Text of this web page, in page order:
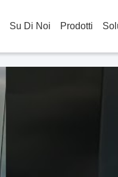
Su Di Noi Prodotti